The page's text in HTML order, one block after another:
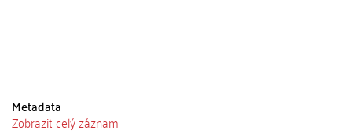
Metadata
Zobrazit celý záznam